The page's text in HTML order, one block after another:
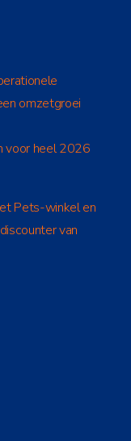
omzetgroei
voor heel 2026
Pets-winkel en
van